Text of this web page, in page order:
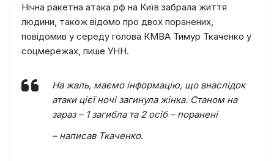
Нічна ракетна атака рф на Київ забрала життя
людини, також відомо про двох поранених,
повідомив у середу голова КМВА Тимур Ткаченко у
соцмережах, пише УНН.
На жаль, маємо інформацію, що внаслідок
атаки цієї ночі загинула жінка. Станом на
зараз – 1 загибла та 2 осіб – поранені
– написав Ткаченко.